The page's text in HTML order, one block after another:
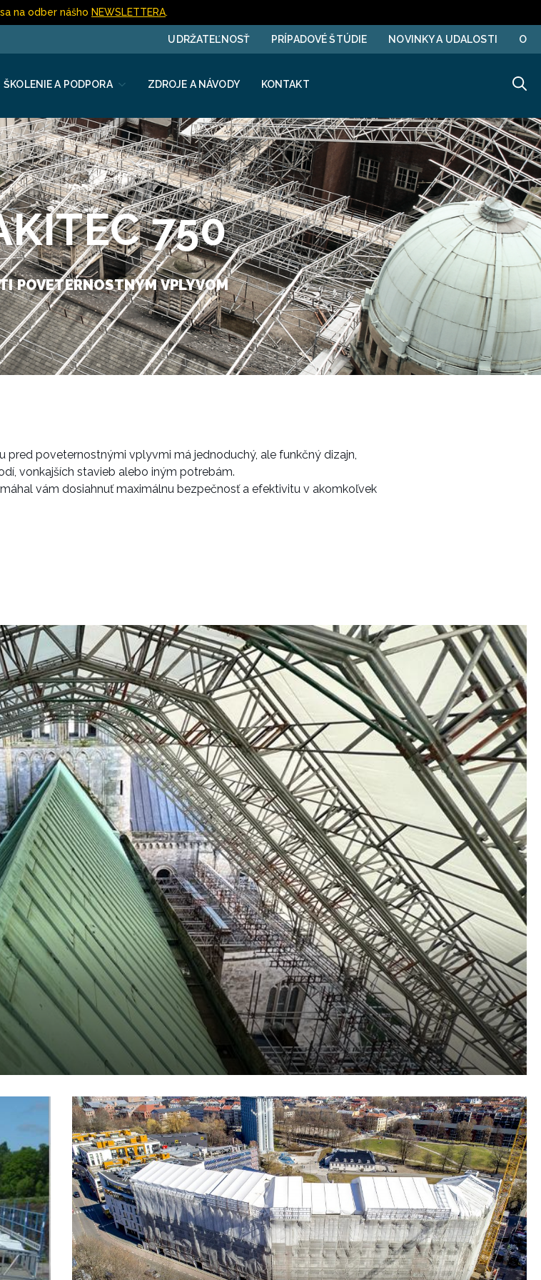
na odber nášho NEWSLETTERA.
UDRŽATEĽNOSŤ PRÍPADOVÉ ŠTÚDIE NOVINKY A UDALOSTI O
ŠKOLENIE A PODPORA ZDROJE A NÁVODY KONTAKT
750
POVETERNOSTNÝM VPLYVOM
pred poveternostnými vplyvmi má jednoduchý, ale funkčný dizajn,
vonkajších stavieb alebo iným potrebám.
vám dosiahnuť maximálnu bezpečnosť a efektivitu v akomkoľvek